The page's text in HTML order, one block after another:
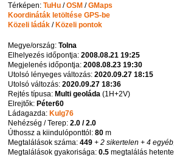
Térképen:TuHu /OSM /GMaps
Koordináták letöltése GPS-be
Közeli ládák /Közeli pontok
Megye/ország:Tolna
Elhelyezés időpontja:2008.08.21 19:25
Megjelenés időpontja:2008.08.23 19:30
Utolsó lényeges változás:2020.09.27 18:15
Utolsó változás:2020.09.27 18:36
Rejtés típusa:Multi geoláda (1H+2V)
Elrejtők:Péter60
Ládagazda:Kulg76
Nehézség / Terep:2.0 / 2.0
Úthossz a kiindulóponttól:80 m
Megtalálások száma:449 + 2 sikertelen + 4 egyéb
Megtalálások gyakorisága:0.5 megtalálás hetente